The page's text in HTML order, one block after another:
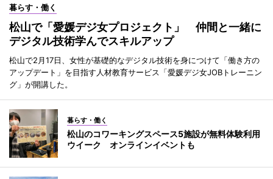
暮らす・働く
松山で「愛媛デジ女プロジェクト」 仲間と一緒に
デジタル技術学んでスキルアップ
松山で2月17日、女性が基礎的なデジタル技術を身につけて「働き方の
アップデート」を目指す人材教育サービス「愛媛デジ女JOBトレーニン
グ」が開講した。
暮らす・働く
松山のコワーキングスペース5施設が無料体験利用
ウイーク オンラインイベントも